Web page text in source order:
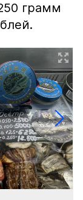
грамм